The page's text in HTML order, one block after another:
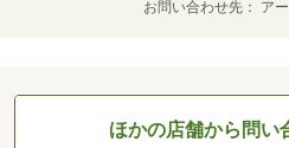
お問い合わせ先 ア
ほかの店舗から問い